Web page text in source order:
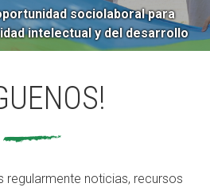
sociolaboral para
intelectual y del desarrollo
regularmente noticias, recursos